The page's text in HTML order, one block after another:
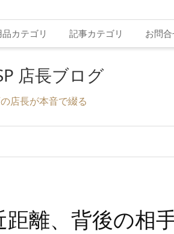
カテゴリ 記事カテゴリ お問
店長ブログ
店長が本音で綴る
離、背後の相